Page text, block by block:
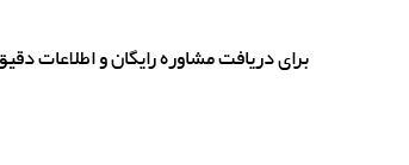
برای دریافت مشاوره رایگان و اطلاعات